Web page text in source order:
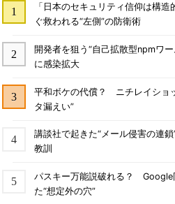
「日本のセキュリティ信仰は構
ぐ救われる“左側”の防衛術
開発者を狙う“自己拡散型npmワ
に感染拡大
平和ボケの代償？ ニチレイショ
タ漏えい”
講談社で起きた“メール侵害の連
教訓
パスキー万能説破れる？ Google
た“想定外の穴”